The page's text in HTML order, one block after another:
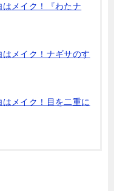
メイク！『わたナ
メイク！ナギサのす
メイク！目を二重に